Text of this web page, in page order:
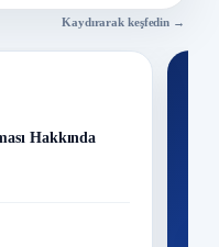
Kaydırarak keşfedin →
Hakkında